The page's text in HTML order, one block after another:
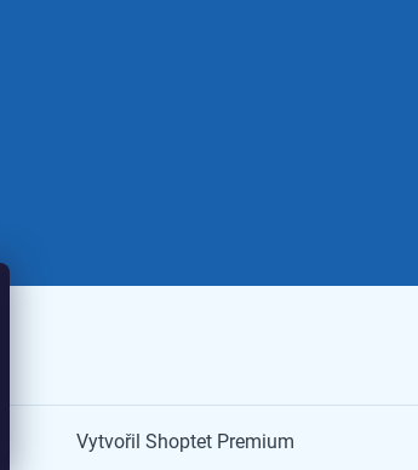
Vytvořil Shoptet Premium